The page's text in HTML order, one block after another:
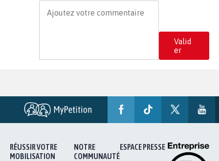
Valid
er
RÉUSSIR VOTRE
MOBILISATION
NOTRE
COMMUNAUTÉ
ESPACE PRESSE